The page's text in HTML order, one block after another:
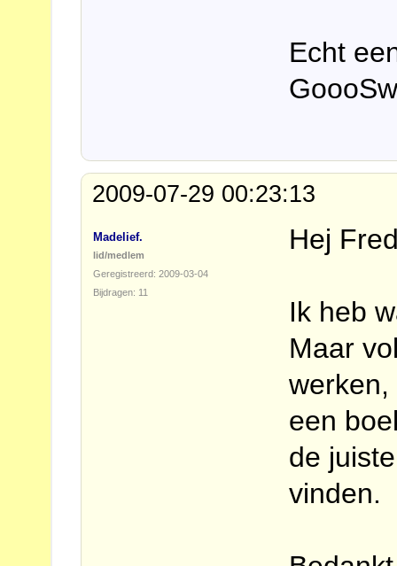
Echt
2009-07-29 00:23:13
Madelief.
lid/medlem
Geregistreerd: 2009-03-04
Bijdragen: 11
Hej
Ik heb
Maar
een
de
vinden.